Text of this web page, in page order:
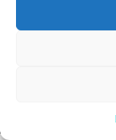
Copyright